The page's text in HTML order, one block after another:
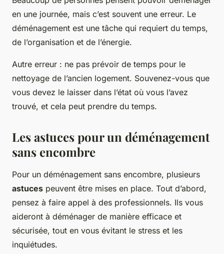
en une journée, mais c’est souvent une erreur. Le
déménagement est une tâche qui requiert du temps,
de l’organisation et de l’énergie.
Autre erreur : ne pas prévoir de temps pour le
nettoyage de l’ancien logement. Souvenez-vous que
vous devez le laisser dans l’état où vous l’avez
trouvé, et cela peut prendre du temps.
Les astuces pour un déménagement
sans encombre
Pour un déménagement sans encombre, plusieurs
astuces peuvent être mises en place. Tout d’abord,
pensez à faire appel à des professionnels. Ils vous
aideront à déménager de manière efficace et
sécurisée, tout en vous évitant le stress et les
inquiétudes.